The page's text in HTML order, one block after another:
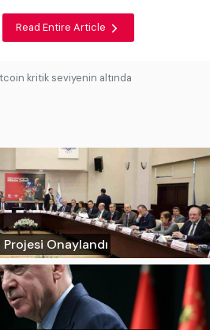
Read Entire Article
kritik seviyenin altında
Onaylandı